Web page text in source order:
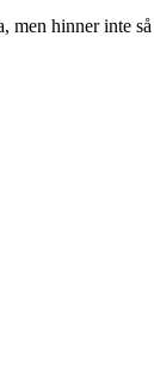
men hinner inte